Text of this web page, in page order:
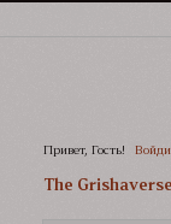
Привет, Гость!
The Grishaverse­­­